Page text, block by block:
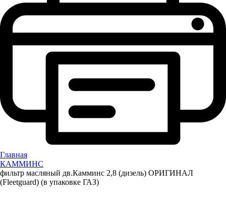
Главная
КАММИНС
фильтр масляный дв.Камминс 2,8 (дизель) ОРИГИНАЛ
(Fleetguard) (в упаковке ГАЗ)